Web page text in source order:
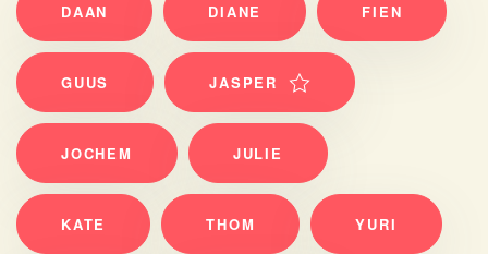
DAAN DIANE FIEN
GUUS JASPER
JOCHEM JULIE
KATE THOM YURI